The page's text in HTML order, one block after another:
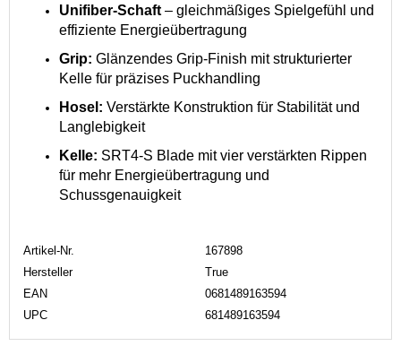
Unifiber-Schaft – gleichmäßiges Spielgefühl und
effiziente Energieübertragung
Grip: Glänzendes Grip-Finish mit strukturierter
Kelle für präzises Puckhandling
Hosel: Verstärkte Konstruktion für Stabilität und
Langlebigkeit
Kelle: SRT4-S Blade mit vier verstärkten Rippen
für mehr Energieübertragung und
Schussgenauigkeit
Artikel-Nr.
167898
Hersteller
True
EAN
0681489163594
UPC
681489163594